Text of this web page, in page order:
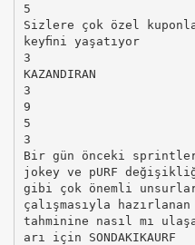
5
Sizlere çok özel
keyﬁni yaşatıyor
3
KAZANDIRAN
3
9
5
3
Bir gün önceki sprintler
jokey ve pURF
gibi çok önemli
çalışmasıyla
tahminine nasıl mı
arı için SONDAKIKAURF